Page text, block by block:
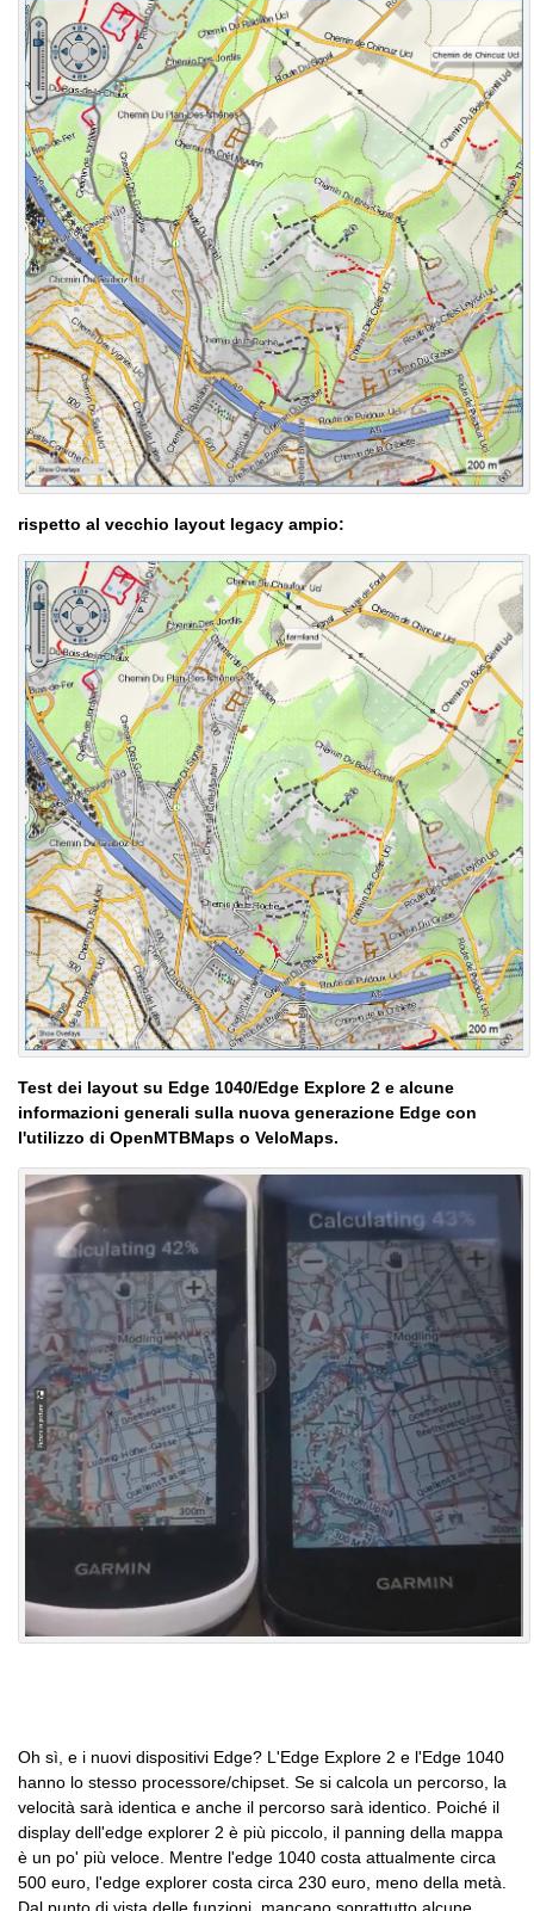
rispetto al vecchio layout legacy ampio:
Test dei layout su Edge 1040/Edge Explore 2 e alcune
informazioni generali sulla nuova generazione Edge con
l'utilizzo di OpenMTBMaps o VeloMaps.
Oh sì, e i nuovi dispositivi Edge? L'Edge Explore 2 e l'Edge 1040
hanno lo stesso processore/chipset. Se si calcola un percorso, la
velocità sarà identica e anche il percorso sarà identico. Poiché il
display dell'edge explorer 2 è più piccolo, il panning della mappa
è un po' più veloce. Mentre l'edge 1040 costa attualmente circa
500 euro, l'edge explorer costa circa 230 euro, meno della metà.
Dal punto di vista delle funzioni, mancano soprattutto alcune